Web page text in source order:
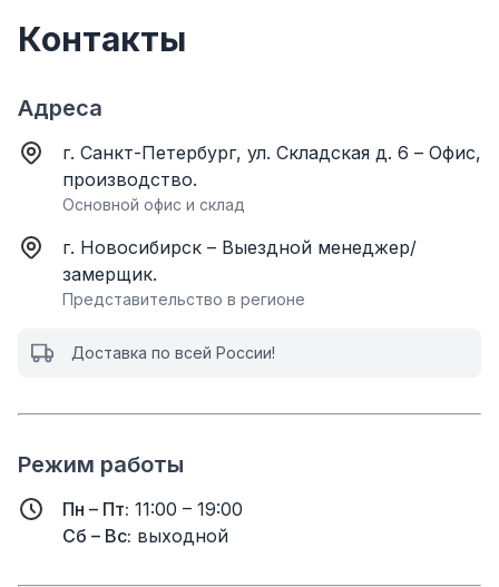
Контакты
Адреса
г. Санкт-Петербург, ул. Складская д. 6 – Офис,
производство.
Основной офис и склад
г. Новосибирск – Выездной менеджер/
замерщик.
Представительство в регионе
Доставка по всей России!
Режим работы
Пн – Пт: 11:00 – 19:00
Сб – Вс: выходной